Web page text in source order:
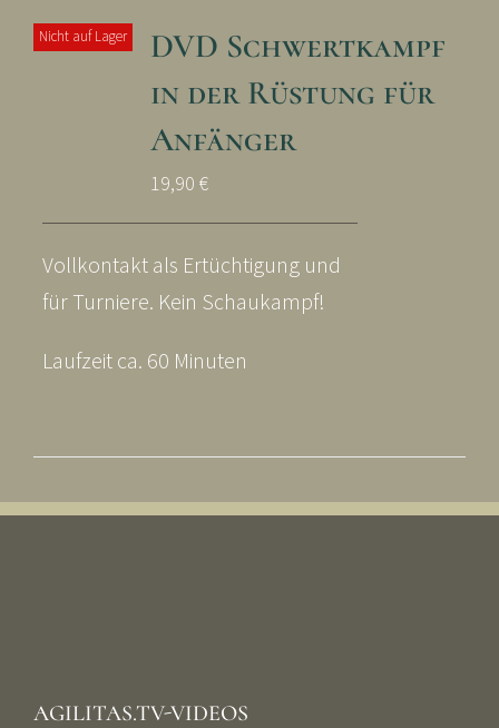
Nicht auf Lager
DVD Schwertkampf
in der Rüstung für
Anfänger
19,90 €
Vollkontakt als Ertüchtigung und
für Turniere. Kein Schaukampf!
Laufzeit ca. 60 Minuten
AGILITAS.TV-VIDEOS